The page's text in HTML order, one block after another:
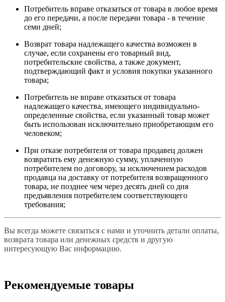
Потребитель вправе отказаться от товара в любое время
до его передачи, а после передачи товара - в течение
семи дней;
Возврат товара надлежащего качества возможен в
случае, если сохранены его товарный вид,
потребительские свойства, а также документ,
подтверждающий факт и условия покупки указанного
товара;
Потребитель не вправе отказаться от товара
надлежащего качества, имеющего индивидуально-
определенные свойства, если указанный товар может
быть использован исключительно приобретающим его
человеком;
При отказе потребителя от товара продавец должен
возвратить ему денежную сумму, уплаченную
потребителем по договору, за исключением расходов
продавца на доставку от потребителя возвращенного
товара, не позднее чем через десять дней со дня
предъявления потребителем соответствующего
требования;
Вы всегда можете связаться с нами и уточнить детали оплаты,
возврата товара или денежных средств и другую
интересующую Вас информацию.
Рекомендуемые товары